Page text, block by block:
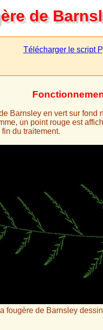
de
Télécharger le script
Barnsley en vert sur fond
un point rouge est
du traitement.
fougère de Barnsley